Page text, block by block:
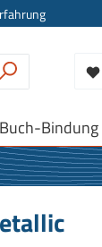
Buch-Bindung